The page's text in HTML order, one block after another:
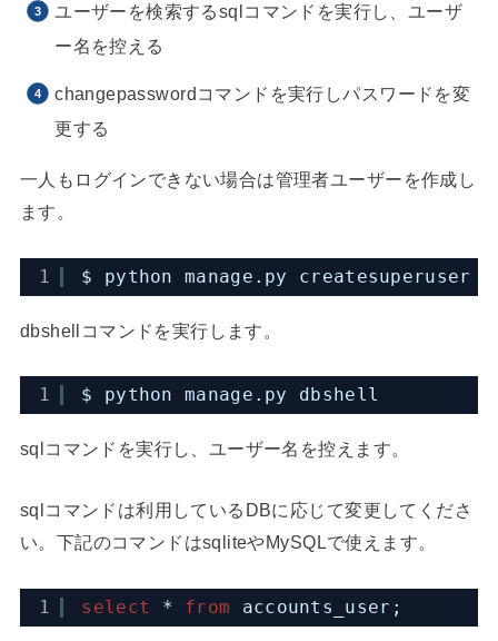
ユーザーを検索するsqlコマンドを実行し、ユーザ
ー名を控える
changepasswordコマンドを実行しパスワードを変
更する
一人もログインできない場合は管理者ユーザーを作成し
ます。
1 $ python manage.py createsuperuser
dbshellコマンドを実行します。
1 $ python manage.py dbshell
sqlコマンドを実行し、ユーザー名を控えます。
sqlコマンドは利用しているDBに応じて変更してくださ
い。下記のコマンドはsqliteやMySQLで使えます。
1 select * from accounts_user;